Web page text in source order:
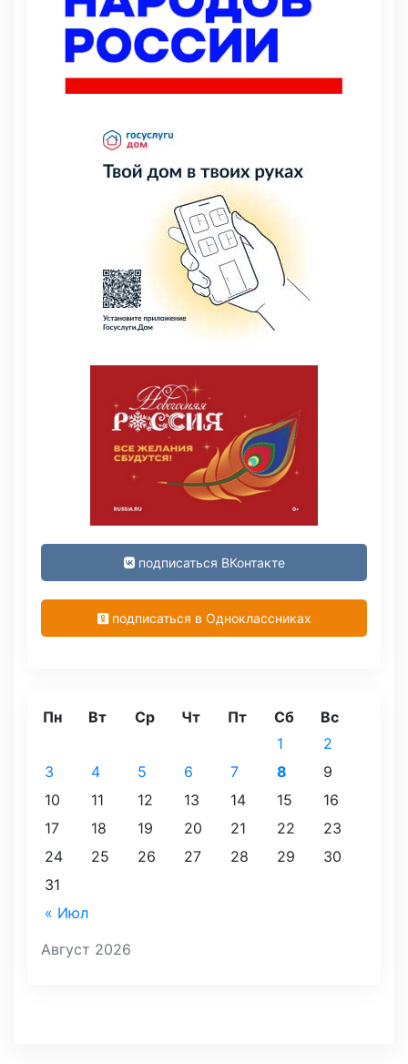
подписаться ВКонтакте
подписаться в Одноклассниках
Август 2026
Пн Вт Ср Чт Пт Сб Вс
« Июл
1
2
3
4 5 6 7 8
9
10
11 12 13 14 15
16
17
18 19 20 21 22
23
24
25 26 27 28 29
30
31